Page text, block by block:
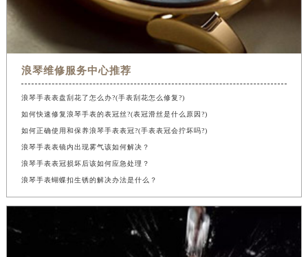
浪琴维修服务中心推荐
浪琴手表表盘刮花了怎么办?(手表刮花怎么修复?)
如何快速修复浪琴手表的表冠丝?(表冠滑丝是什么原因?)
如何正确使用和保养浪琴手表表冠?(手表表冠会拧坏吗?)
浪琴手表表镜内出现雾气该如何解决？
浪琴手表表冠损坏后该如何应急处理？
浪琴手表蝴蝶扣生锈的解决办法是什么？